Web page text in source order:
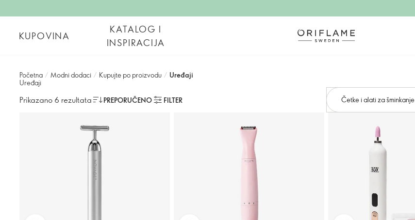
KUPOVINA
KATALOG I
INSPIRACIJA
Početna / Modni dodaci / Kupujte po proizvodu / Uređaji
Uređaji
Prikazano 6 rezultata PREPORUČENO FILTER Četke i alati za šminkanje